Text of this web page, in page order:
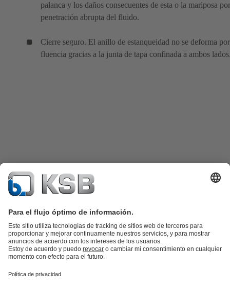
palanca y los daños consecuentes de esta o la mariposa
penetración abrupta del fluido.
Cierre seguro. El anillo de estanqueidad no se deforma por
fluencia gracias a la junta de tapa confinada a ambos
Catálogo de productos